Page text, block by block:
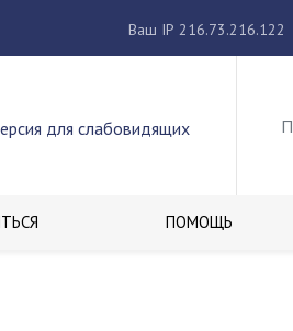
Ваш IP 216.73.216.122
для слабовидящих
ПОМОЩЬ